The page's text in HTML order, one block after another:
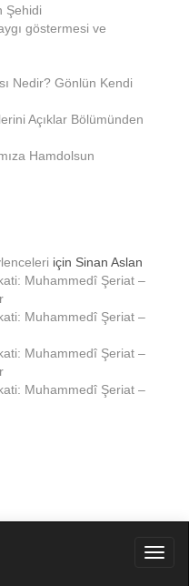
Şehidi
göstermesi ve
Nedir? Gönlün Kendi
Açıklar Bölümünden
Hamdolsun
için Sinan Aslan
Muhammedî Şeriat –
Muhammedî Şeriat –
Muhammedî Şeriat –
Muhammedî Şeriat –